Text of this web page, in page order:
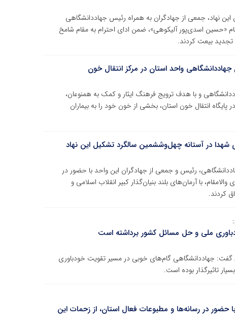
نهاد، جمعی از جهادگران به همراه رئیس جهاددانشگاهی
«حسین اسدی‌پور آلیکوهی»، ضمن ادای احترام به مقام شامخ
تجدید بیعت کردند.
واحد استان در مرکز انتقال خون
و با هدف ترویج فرهنگ ایثار و کمک به همنوعان،
پایگاه انتقال خون استان، بخشی از خون خود را به بیماران
شهدا در آستانه چهل‌وششمین سالگرد تشکیل این نهاد
رئیس و جمعی از جهادگران این واحد با حضور در
با آرمان‌های بلند بنیان‌گذار کبیر انقلاب اسلامی و
کردند.
ملی و حل مسائل کشور برداشته است
جهاددانشگاهی گام‌های خوبی در مسیر تقویت خودباوری
تاثیرگذار بوده است.
در رسانه‌ها و مطبوعات فعال استان، از زحمات این